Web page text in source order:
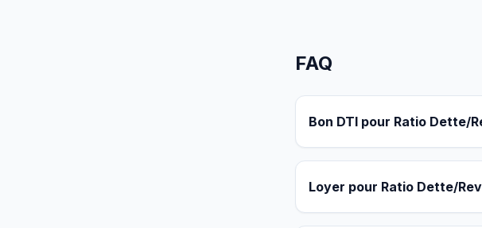
FAQ
Bon DTI pour Ratio Dette/
Loyer pour Ratio Dette/